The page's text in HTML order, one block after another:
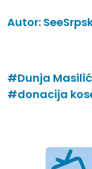
Autor:
#Dunja
#donacija